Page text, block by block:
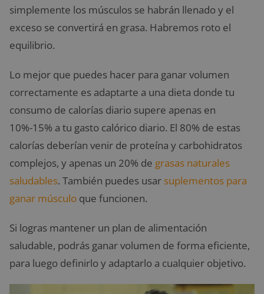
simplemente los músculos se habrán llenado y el
exceso se convertirá en grasa. Habremos roto el
equilibrio.
Lo mejor que puedes hacer para ganar volumen
correctamente es adaptarte a una dieta donde tu
consumo de calorías diario supere apenas en
10%-15% a tu gasto calórico diario. El 80% de estas
calorías deberían venir de proteína y carbohidratos
complejos, y apenas un 20% de grasas naturales
saludables. También puedes usar suplementos para
ganar músculo que funcionen.
Si logras mantener un plan de alimentación
saludable, podrás ganar volumen de forma eficiente,
para luego definirlo y adaptarlo a cualquier objetivo.